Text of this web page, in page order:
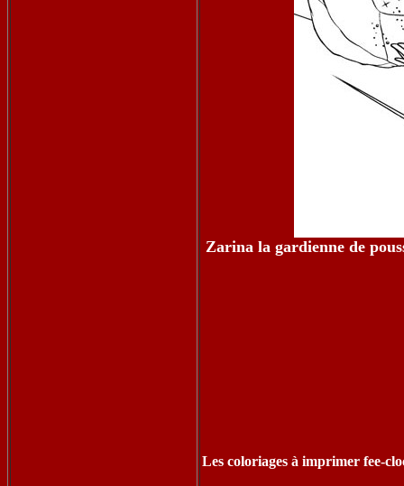
Zarina la gardienne de
Les coloriages à imprimer fee-